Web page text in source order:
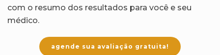
com o resumo dos resultados para você e seu
médico.
agende sua avaliação gratuita!